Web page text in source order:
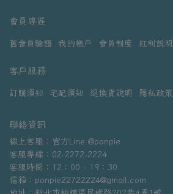
會員專區
舊會員驗證 我的帳戶 會員制度 紅利說明
客戶服務
訂購須知 宅配須知 退換貨說明 隱私政策
聯絡資訊
線上客服：官方Line @ponpie
客服專線：02-2272-2224
客服時間：12：00 - 19：30
信箱：ponpie22722224@gmail.com